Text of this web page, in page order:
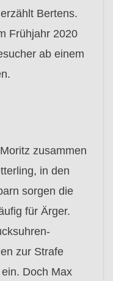
Bertens.
Frühjahr 2020
ab einem
zusammen
in den
sorgen die
für Ärger.
zur Strafe
Doch Max